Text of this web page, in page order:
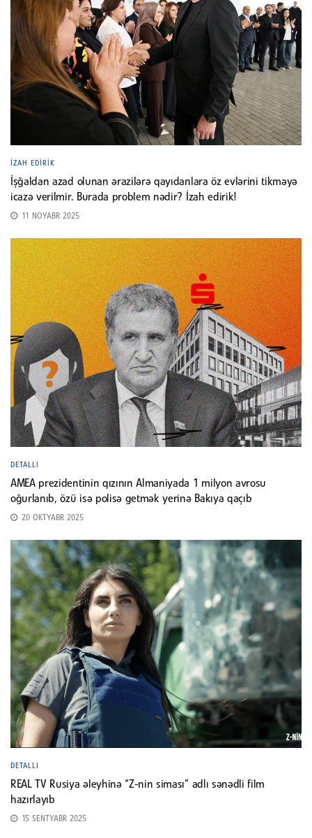
İZAH EDIRIK
İşğaldan azad olunan ərazilərə qayıdanlara öz evlərini tikməyə
icazə verilmir. Burada problem nədir? İzah edirik!
11 NOYABR 2025
DETALLI
AMEA prezidentinin qızının Almaniyada 1 milyon avrosu
oğurlanıb, özü isə polisə getmək yerinə Bakıya qaçıb
20 OKTYABR 2025
DETALLI
REAL TV Rusiya əleyhinə “Z-nin siması” adlı sənədli film
hazırlayıb
15 SENTYABR 2025